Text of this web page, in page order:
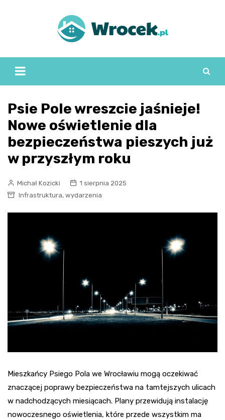
Psie Pole wreszcie jaśnieje!
Nowe oświetlenie dla
bezpieczeństwa pieszych już
w przyszłym roku
Michał Kozicki
1 sierpnia 2025
Infrastruktura, wydarzenia
Mieszkańcy Psiego Pola we Wrocławiu mogą oczekiwać
znaczącej poprawy bezpieczeństwa na tamtejszych ulicach
w nadchodzących miesiącach. Plany przewidują instalację
nowoczesnego oświetlenia, które przede wszystkim ma